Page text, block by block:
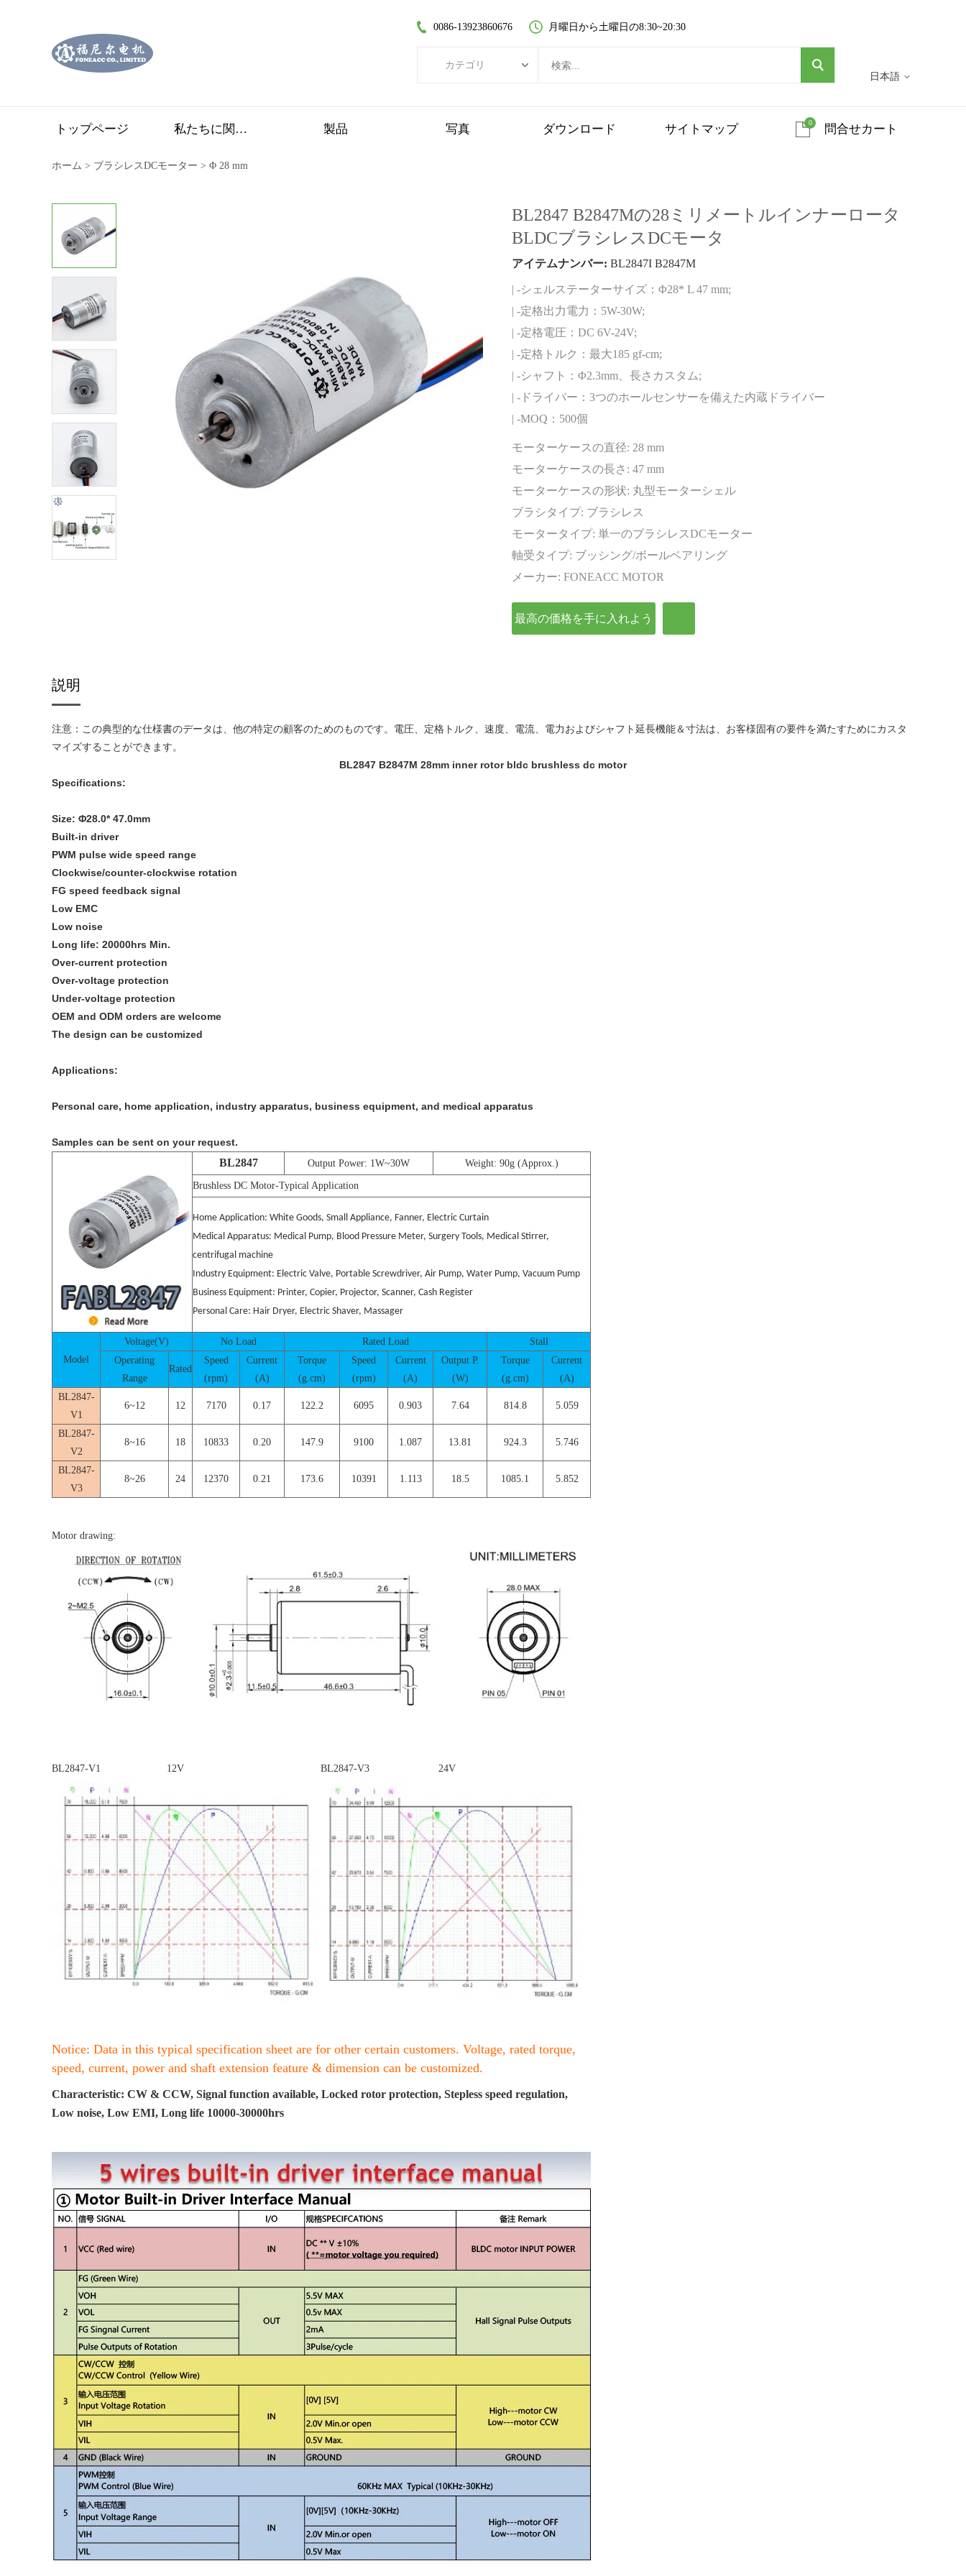
日本語
0086-13923860676 月曜日から土曜日の8:30~20:30
カテゴリ
コアレスブラシレスモーター
遊星歯車モーター
プラスチックギヤードモーター
ワームギヤードモーター
トップページ 私たちに関しては 製品 写真 ダウンロード サイトマップ 問合せカート
0
ホーム > ブラシレスDCモーター > Φ 28 mm
BL2847 B2847Mの28ミリメートルインナーロータ
BLDCブラシレスDCモータ
アイテムナンバー: BL2847I B2847M
| -シェルステーターサイズ：Φ28* L 47 mm;
| -定格出力電力：5W-30W;
| -定格電圧：DC 6V-24V;
| -定格トルク：最大185 gf-cm;
| -シャフト：Φ2.3mm、長さカスタム;
| -ドライバー：3つのホールセンサーを備えた内蔵ドライバー
| -MOQ：500個
モーターケースの直径: 28 mm
モーターケースの長さ: 47 mm
モーターケースの形状: 丸型モーターシェル
ブラシタイプ: ブラシレス
モータータイプ: 単一のブラシレスDCモーター
軸受タイプ: ブッシング/ボールベアリング
メーカー: FONEACC MOTOR
最高の価格を手に入れよう
説明
注意：この典型的な仕様書のデータは、他の特定の顧客のためのものです。電圧、定格トルク、速度、電流、電力およびシャフト延長機能＆寸法は、お客様固有の要件を満たすためにカスタ
マイズすることができます。
BL2847 B2847M 28mm inner rotor bldc brushless dc motor
Specifications:
Size: Φ28.0* 47.0mm
Built-in driver
PWM pulse wide speed range
Clockwise/counter-clockwise rotation
FG speed feedback signal
Low EMC
Low noise
Long life: 20000hrs Min.
Over-current protection
Over-voltage protection
Under-voltage protection
OEM and ODM orders are welcome
The design can be customized
Applications:
Personal care, home application, industry apparatus, business equipment, and medical apparatus
Samples can be sent on your request.
BL2847 Output Power: 1W~30W Weight: 90g (Approx.)
Brushless DC Motor-Typical Application
Home Application: White Goods, Small Appliance, Fanner, Electric Curtain
Medical Apparatus: Medical Pump, Blood Pressure Meter, Surgery Tools, Medical Stirrer,
centrifugal machine
Industry Equipment: Electric Valve, Portable Screwdriver, Air Pump, Water Pump, Vacuum Pump
Business Equipment: Printer, Copier, Projector, Scanner, Cash Register
Personal Care: Hair Dryer, Electric Shaver, Massager
Model
Voltage(V) No Load Rated Load
Stall
Operating
Range
Rated
Speed
(rpm)
Current
(A)
Torque
(g.cm)
Speed
(rpm)
Current
(A)
Output P.
(W)
Torque
(g.cm)
Current
(A)
BL2847-
V1
6~12 12 7170 0.17 122.2 6095 0.903 7.64 814.8 5.059
BL2847-
V2
8~16 18 10833 0.20 147.9 9100 1.087 13.81 924.3 5.746
BL2847-
V3
8~26 24 12370 0.21 173.6 10391 1.113 18.5 1085.1 5.852
Motor drawing:
BL2847-V1 12V BL2847-V3 24V
Notice: Data in this typical specification sheet are for other certain customers. Voltage, rated torque,
speed, current, power and shaft extension feature & dimension can be customized.
Characteristic: CW & CCW, Signal function available, Locked rotor protection, Stepless speed regulation,
Low noise, Low EMI, Long life 10000-30000hrs